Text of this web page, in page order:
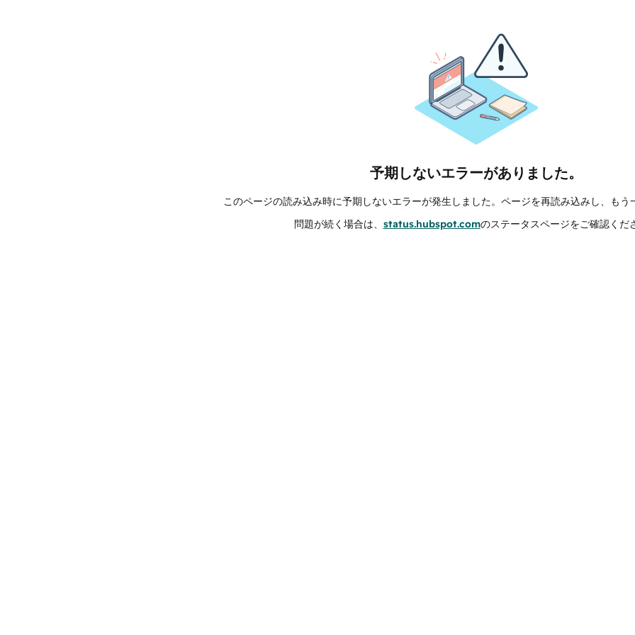
予期しないエラーがありました。
このページの読み込み時に予期しないエラーが発生しました。ページを再読み込みし、もう
問題が続く場合は、 status.hubspot.comのステータスページをご確認くだ